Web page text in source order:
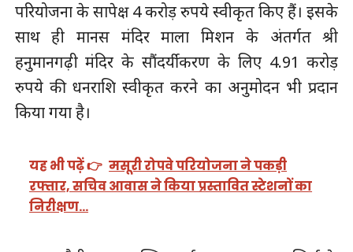
परियोजना के सापेक्ष 4 करोड़ रुपये स्वीकृत किए हैं। इसके
साथ ही मानस मंदिर माला मिशन के अंतर्गत श्री
हनुमानगढ़ी मंदिर के सौंदर्यीकरण के लिए 4.91 करोड़
रुपये की धनराशि स्वीकृत करने का अनुमोदन भी प्रदान
किया गया है।
यह भी पढ़ें 👉 मसूरी रोपवे परियोजना ने पकड़ी
रफ्तार, सचिव आवास ने किया प्रस्तावित स्टेशनों का
निरीक्षण…